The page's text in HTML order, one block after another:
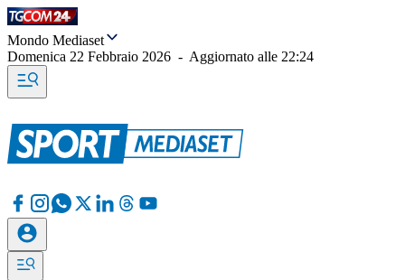
Mondo Mediaset
Domenica 22 Febbraio 2026 - Aggiornato alle 22:24